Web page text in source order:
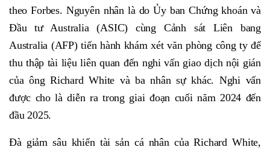
theo Forbes. Nguyên nhân là do Ủy ban Chứng khoán và
Đầu tư Australia (ASIC) cùng Cảnh sát Liên bang
Australia (AFP) tiến hành khám xét văn phòng công ty để
thu thập tài liệu liên quan đến nghi vấn giao dịch nội gián
của ông Richard White và ba nhân sự khác. Nghi vấn
được cho là diễn ra trong giai đoạn cuối năm 2024 đến
đầu 2025.
Đà giảm sâu khiến tài sản cá nhân của Richard White,